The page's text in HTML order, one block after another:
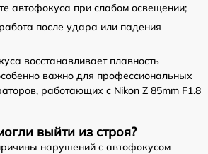
автофокуса при слабом освещении;
после удара или падения
восстанавливает плавность
важно для профессиональных
работающих с Nikon Z 85mm F1.8
выйти из строя?
нарушений с автофокусом